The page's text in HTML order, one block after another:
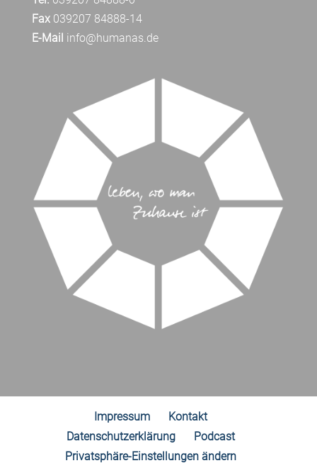
Fax039207 84888-14
E-Mail info@humanas.de
Impressum
Kontakt
Datenschutzerklärung
Podcast
Privatsphäre-Einstellungen ändern